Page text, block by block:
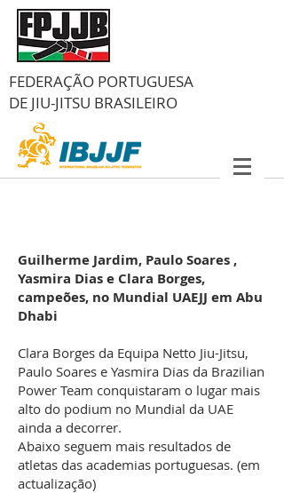
FEDERAÇÃO PORTUGUESA
DE JIU-JITSU BRASILEIRO
Guilherme Jardim, Paulo Soares ,
Yasmira Dias e Clara Borges,
campeões, no Mundial UAEJJ em Abu
Dhabi
Clara Borges da Equipa Netto Jiu-Jitsu,
Paulo Soares e Yasmira Dias da Brazilian
Power Team conquistaram o lugar mais
alto do podium no Mundial da UAE
ainda a decorrer.
Abaixo seguem mais resultados de
atletas das academias portuguesas. (em
actualização)